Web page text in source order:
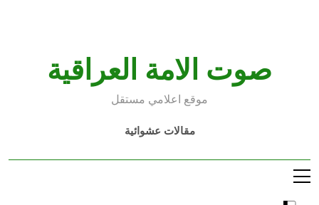
صوت الامة العراقية
موقع اعلامي مستقل
مقالات عشوائية